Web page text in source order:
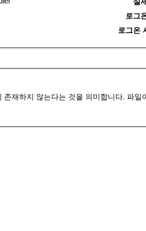
로그
로그온
존재하지 않는다는 것을 의미합니다. 파